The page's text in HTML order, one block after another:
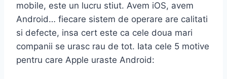
mobile, este un lucru stiut. Avem iOS, avem
Android… fiecare sistem de operare are calitati
si defecte, insa cert este ca cele doua mari
companii se urasc rau de tot. Iata cele 5 motive
pentru care Apple uraste Android: